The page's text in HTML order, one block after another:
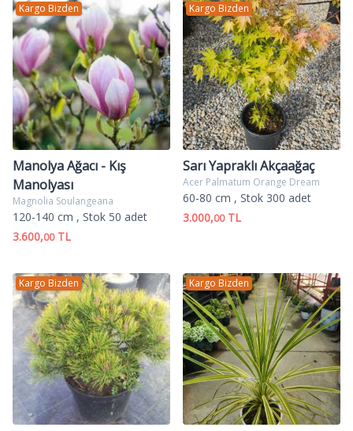
Kargo Bizden
Manolya Ağacı - Kış
Manolyası
Magnolia Soulangeana
120-140 cm , Stok 50 adet
3.600,00TL
Kargo Bizden
Sarı Yapraklı Akçaağaç
Acer Palmatum Orange Dream
60-80 cm , Stok 300 adet
3.000,00TL
Kargo Bizden Kargo Bizden